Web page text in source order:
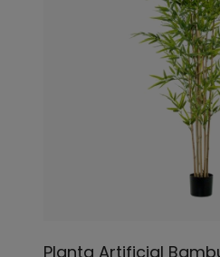
Planta Artificial